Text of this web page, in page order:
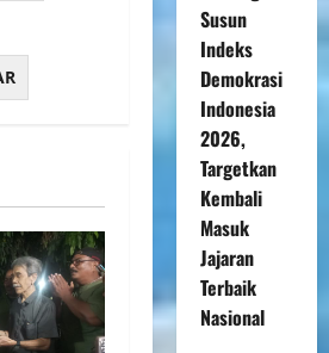
Susun
Indeks
Demokrasi
Indonesia
2026,
Targetkan
Kembali
Masuk
Jajaran
Terbaik
Nasional